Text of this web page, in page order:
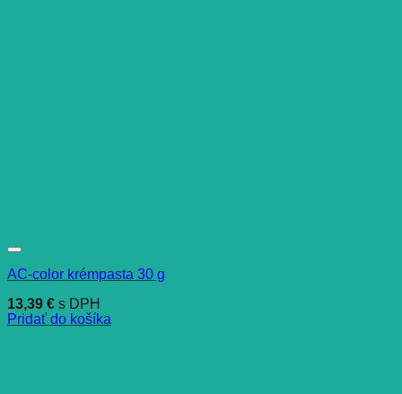
AC-color krémpasta 30 g
13,39 € s DPH
Pridať do košíka